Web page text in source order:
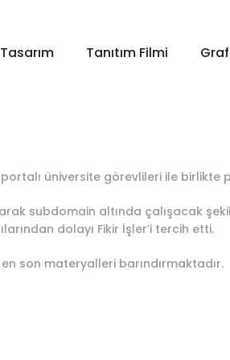
Tanıtım Filmi
portalı üniversite görevlileri ile
subdomain altında çalışacak
dolayı Fikir İşler’i tercih etti.
son materyalleri barındırmaktadır.